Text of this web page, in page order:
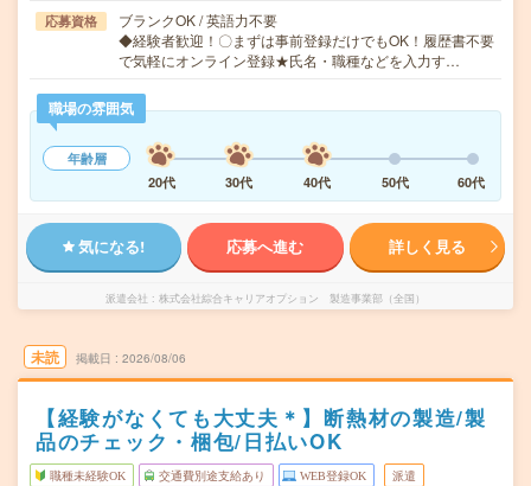
応募資格
ブランクOK / 英語力不要
◆経験者歓迎！〇まずは事前登録だけでもOK！履歴書不要
で気軽にオンライン登録★氏名・職種などを入力す…
職場の雰囲気
年齢層
20代
30代 40代 50代 60代
気になる! 応募へ進む 詳しく見る
派遣会社 株式会社綜合キャリアオプション 製造事業部（全国）
未読 掲載日 2026/08/06
【経験がなくても大丈夫＊】断熱材の製造/製
品のチェック・梱包/日払いOK
職種未経験OK 交通費別途支給あり WEB登録OK 派遣